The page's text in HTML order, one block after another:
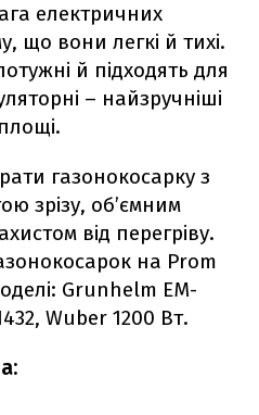
електричних
що вони легкі й тихі.
й підходять для
– найзручніші
газонокосарку з
зрізу, об’ємним
від перегріву.
на Prom
Grunhelm EM-
Wuber 1200 Вт.